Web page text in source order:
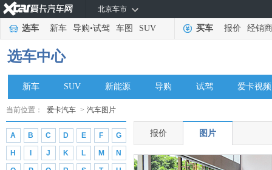
北京车市
选车 新车 导购•试驾 车图 SUV 买车 报价 经销商
选车中心
新车 SUV 新能源 导购 试驾 爱卡视频
当前位置： 爱卡汽车 > 汽车图片
A B C D E F G
H J K L M N
报价 图片